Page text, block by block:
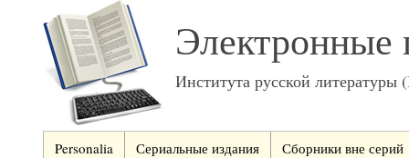
Электронные
Института русской
Personalia Сериальные издания
Сборники вне серий